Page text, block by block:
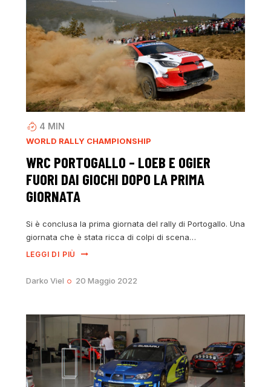
4 MIN
WORLD RALLY CHAMPIONSHIP
WRC PORTOGALLO – LOEB E OGIER
FUORI DAI GIOCHI DOPO LA PRIMA
GIORNATA
Si è conclusa la prima giornata del rally di Portogallo. Una
giornata che è stata ricca di colpi di scena…
LEGGI DI PIÙ
Darko Viel 20 Maggio 2022